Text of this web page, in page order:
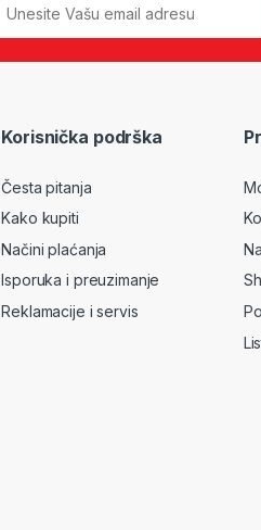
Korisnička podrška
Česta pitanja
Kako kupiti
Načini plaćanja
Isporuka i preuzimanje
Reklamacije i servis